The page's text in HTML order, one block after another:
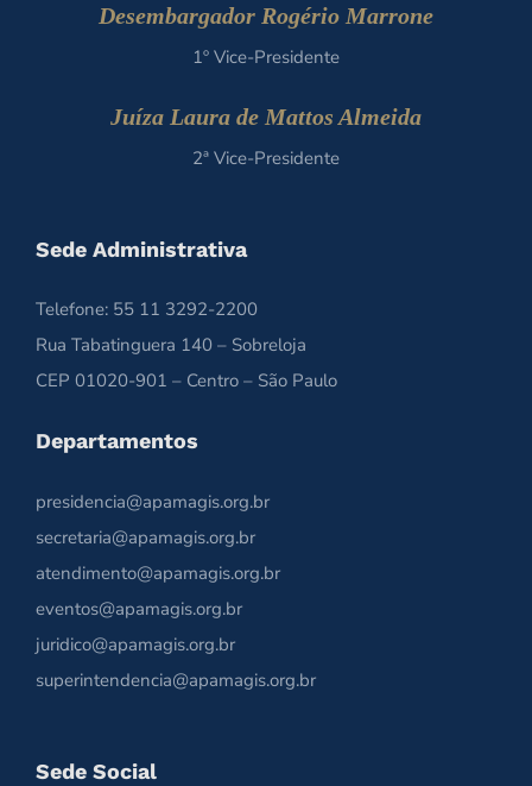
Desembargador Rogério Marrone
1º Vice-Presidente
Juíza Laura de Mattos Almeida
2ª Vice-Presidente
Sede Administrativa
Telefone: 55 11 3292-2200
Rua Tabatinguera 140 – Sobreloja
CEP 01020-901 – Centro – São Paulo
Departamentos
presidencia@apamagis.org.br
secretaria@apamagis.org.br
atendimento@apamagis.org.br
eventos@apamagis.org.br
juridico@apamagis.org.br
superintendencia@apamagis.org.br
Sede Social